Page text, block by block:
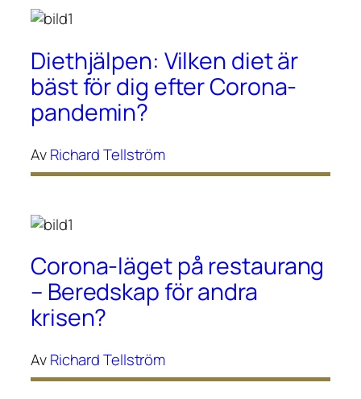
Diethjälpen: Vilken diet är
bäst för dig efter Corona-
pandemin?
AvRichard Tellström
Corona-läget på restaurang
– Beredskap för andra
krisen?
AvRichard Tellström